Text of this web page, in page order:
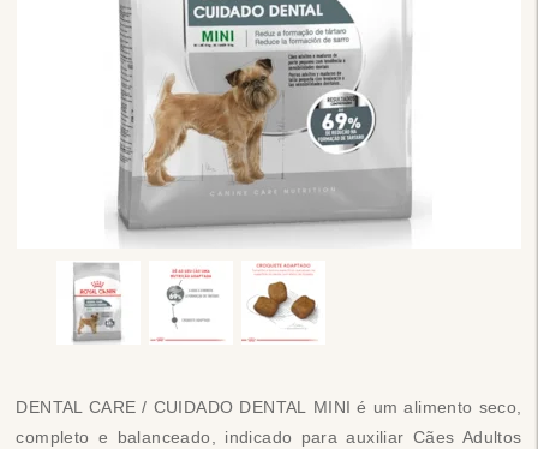
DENTAL CARE / CUIDADO DENTAL MINI é um alimento seco,
completo e balanceado, indicado para auxiliar Cães Adultos